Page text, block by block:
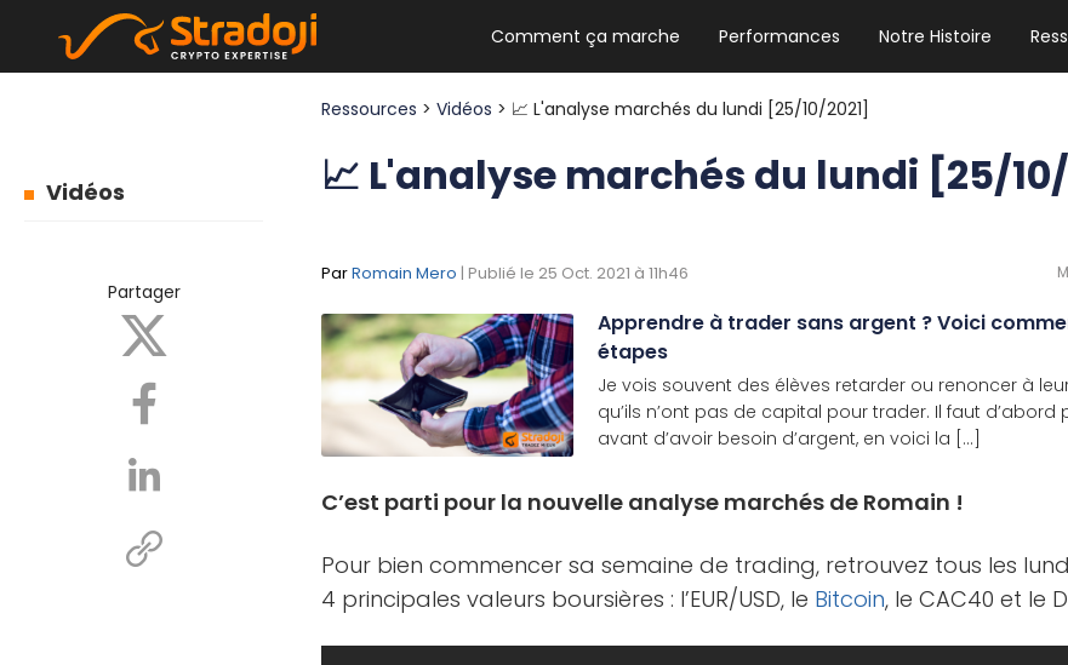
Comment ça marche Performances Notre Histoire
NEWSLETTER HEBDO
Les news crypto dont vous avez besoin
Vidéos
Partager
Ressources >Vidéos > 📈 L'analyse marchés du lundi [25/10/2021]
📈 L'analyse marchés du lundi [25/10/
ParRomain Mero | Publié le 25 Oct. 2021 à 11h46
Apprendre à trader sans argent ? Voici
étapes
Je vois souvent des élèves retarder ou renoncer à
qu’ils n’ont pas de capital pour trader. Il faut
avant d’avoir besoin d’argent, en voici la [...]
C’est parti pour la nouvelle analyse marchés de Romain !
Pour bien commencer sa semaine de trading, retrouvez tous les
4 principales valeurs boursières : l’EUR/USD, le Bitcoin, le CAC40 et le